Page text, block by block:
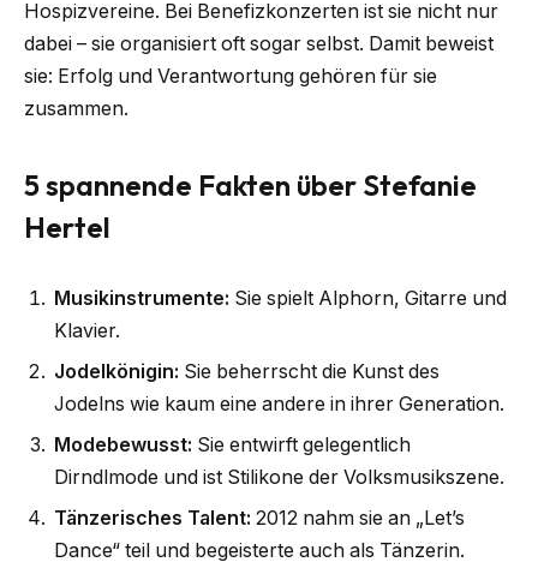
Hospizvereine. Bei Benefizkonzerten ist sie nicht nur
dabei – sie organisiert oft sogar selbst. Damit beweist
sie: Erfolg und Verantwortung gehören für sie
zusammen.
5 spannende Fakten über Stefanie
Hertel
Musikinstrumente: Sie spielt Alphorn, Gitarre und
Klavier.
Jodelkönigin: Sie beherrscht die Kunst des
Jodelns wie kaum eine andere in ihrer Generation.
Modebewusst: Sie entwirft gelegentlich
Dirndlmode und ist Stilikone der Volksmusikszene.
Tänzerisches Talent: 2012 nahm sie an „Let’s
Dance“ teil und begeisterte auch als Tänzerin.